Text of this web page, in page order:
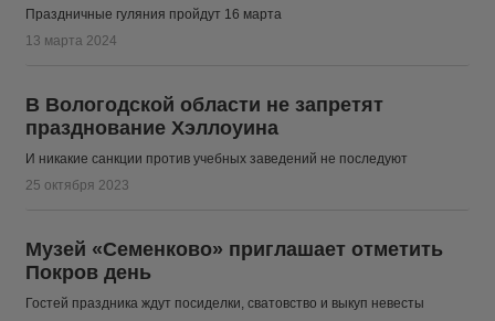
Праздничные гуляния пройдут 16 марта
13 марта 2024
В Вологодской области не запретят
празднование Хэллоуина
И никакие санкции против учебных заведений не последуют
25 октября 2023
Музей «Семенково» приглашает отметить
Покров день
Гостей праздника ждут посиделки, сватовство и выкуп невесты